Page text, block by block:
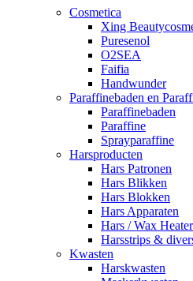
Cosmetica
Xing
Puresenol
O2SEA
Faifia
Handwunder
Paraffinebaden en
Paraffinebaden
Paraffine
Sprayparaffine
Harsproducten
Hars Patronen
Hars Blikken
Hars Blokken
Hars Apparaten
Hars / Wax Heater
Harsstrips &
Kwasten
Harskwasten